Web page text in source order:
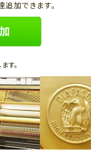
追加できます。
す。